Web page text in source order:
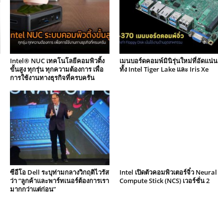
Intel® NUC เทคโนโลยีคอมพิวติ้ง
ขั้นสูง ทุกรุ่น ทุกความต้องการ เพื่อ
การใช้งานทางธุรกิจที่ครบครัน
เมนบอร์ดคอมพ์มินิรุ่นใหม่ที่อัดแน่น
ทั้ง Intel Tiger Lake และ Iris Xe
ซีอีโอ Dell ระบุท่ามกลางวิกฤติไวรัส
ว่า “ลูกค้าและพาร์ทเนอร์ต้องการเรา
มากกว่าแต่ก่อน”
Intel เปิดตัวคอมพิวเตอร์จิ๋ว Neural
Compute Stick (NCS) เวอร์ชั่น 2